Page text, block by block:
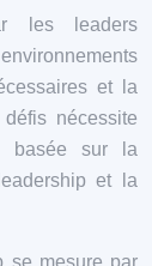
les leaders
et la
nécessite
basée sur la
et la
se mesure par